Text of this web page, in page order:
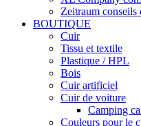
Zeitraum conseils
BOUTIQUE
Cuir
Tissu et textile
Plastique / HPL
Bois
Cuir artificiel
Cuir de voiture
Camping
Couleurs pour le